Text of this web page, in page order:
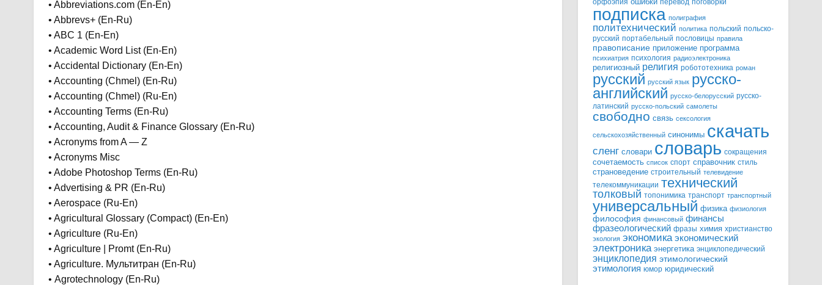
• Abbreviations.com (En-En)
• Abbrevs+ (En-Ru)
• ABC 1 (En-En)
• Academic Word List (En-En)
• Accidental Dictionary (En-En)
• Accounting (Chmel) (En-Ru)
• Accounting (Chmel) (Ru-En)
• Accounting Terms (En-Ru)
• Accounting, Audit & Finance Glossary (En-Ru)
• Acronyms from A — Z
• Acronyms Misc
• Adobe Photoshop Terms (En-Ru)
• Advertising & PR (En-Ru)
• Aerospace (Ru-En)
• Agricultural Glossary (Compact) (En-En)
• Agriculture (Ru-En)
• Agriculture | Promt (En-Ru)
• Agriculture. Мультитран (En-Ru)
• Agrotechnology (En-Ru)
орфоэпия ошибки перевод поговорки
подписка полиграфия
политехнический политика польский польско-
русский портабельный пословицы правила
правописание приложение программа
психиатрия психология радиоэлектроника
религиозный религия робототехника роман
русский русский язык русско-
английский русско-белорусский русско-
латинский русско-польский самолеты
свободно связь сексология
сельскохозяйственный синонимы скачать
сленг словари словарь сокращения
сочетаемость список спорт справочник стиль
страноведение строительный телевидение
телекоммуникации технический
толковый топонимика транспорт транспортный
универсальный физика физиология
философия финансовый финансы
фразеологический фразы химия христианство
экология экономика экономический
электроника энергетика энциклопедический
энциклопедия этимологический
этимология юмор юридический